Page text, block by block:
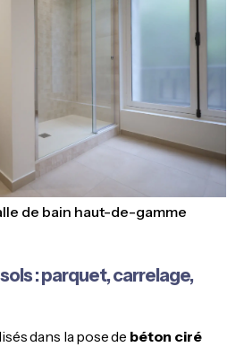
de bain haut-de-gamme
: parquet, carrelage,
dans la pose de béton ciré